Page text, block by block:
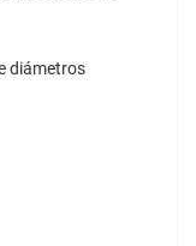
diámetros